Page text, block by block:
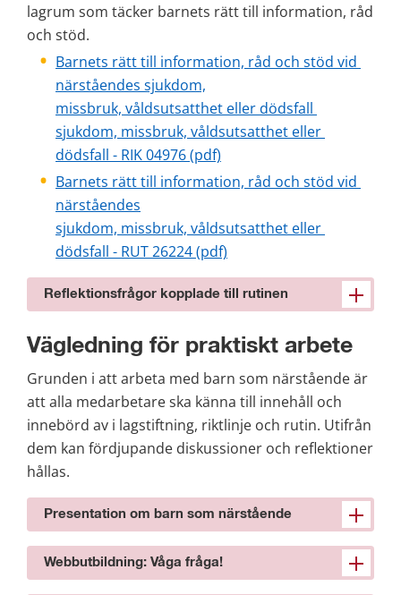
lagrum som täcker barnets rätt till information, råd
och stöd.
Barnets rätt till information, råd och stöd vid
närståendes sjukdom,
missbruk, våldsutsatthet eller dödsfall
sjukdom, missbruk, våldsutsatthet eller
dödsfall - RIK 04976 (pdf)
Barnets rätt till information, råd och stöd vid
närståendes
sjukdom, missbruk, våldsutsatthet eller
dödsfall - RUT 26224 (pdf)
Reflektionsfrågor kopplade till rutinen
Vägledning för praktiskt arbete
Grunden i att arbeta med barn som närstående är
att alla medarbetare ska känna till innehåll och
innebörd av i lagstiftning, riktlinje och rutin. Utifrån
dem kan fördjupande diskussioner och reflektioner
hållas.
Presentation om barn som närstående
Webbutbildning: Våga fråga!